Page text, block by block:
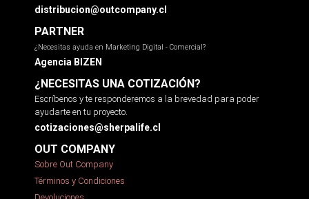
distribucion@outcompany.cl
PARTNER
¿Necesitas ayuda en Marketing Digital - Comercial?
Agencia BIZEN
¿NECESITAS UNA COTIZACIÓN?
Escríbenos y te responderemos a la brevedad para poder
ayudarte en tu proyecto.
cotizaciones@sherpalife.cl
OUT COMPANY
Sobre Out Company
Términos y Condiciones